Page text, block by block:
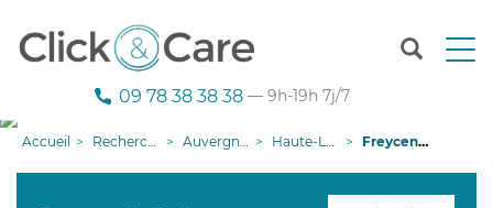
T
n
09 78 38 38 38 — 9h-19h 7j/7
Accueil Recherche aide à domicile Auvergne-Rhône-Alpes Haute-Loire Freycenet-la-Cuche